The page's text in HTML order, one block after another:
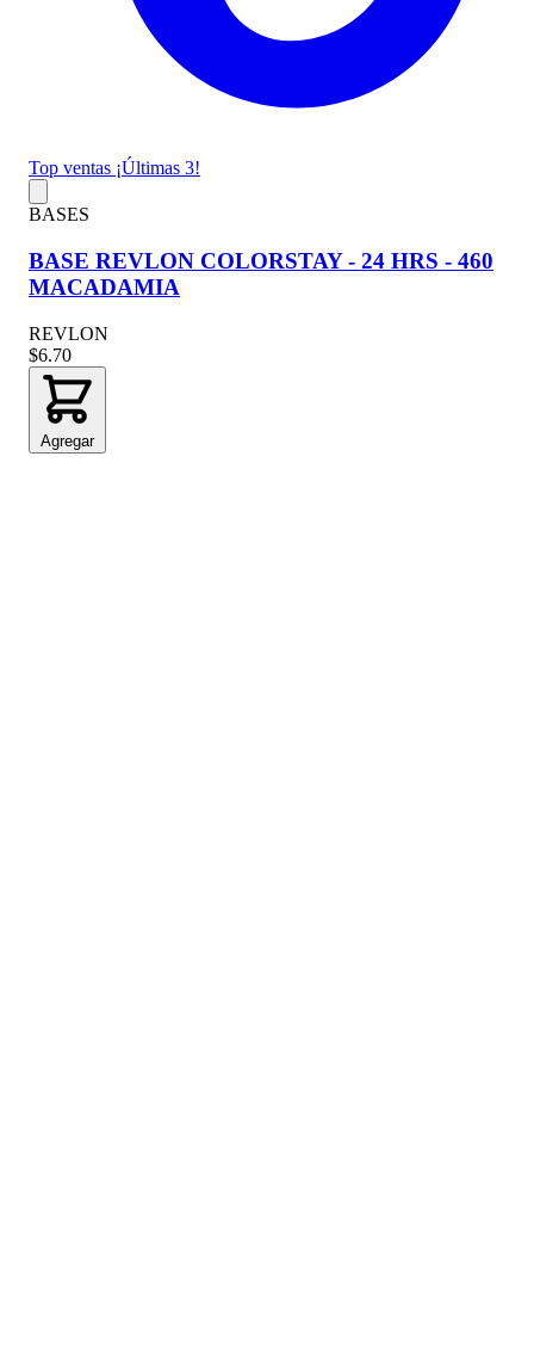
Top ventas ¡Últimas 3!
BASES
BASE REVLON COLORSTAY - 24 HRS - 460
MACADAMIA
REVLON
$6.70
Agregar